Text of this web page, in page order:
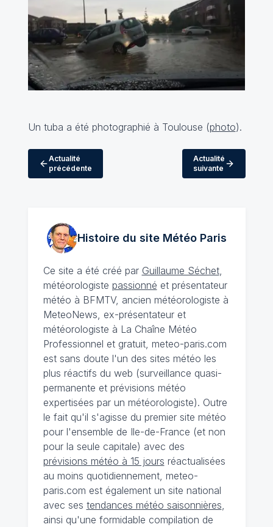
Un tuba a été photographié à Toulouse (photo).
Actualité
précédente
Actualité
suivante
Histoire du site MétéoParis
Ce site a été créé par Guillaume Séchet,
météorologiste passionné et présentateur
météo à BFMTV, ancien météorologiste à
MeteoNews, ex-présentateur et
météorologiste à La Chaîne Météo
Professionnel et gratuit, meteo-paris.com
est sans doute l'un des sites météo les
plus réactifs du web (surveillance quasi-
permanente et prévisions météo
expertisées par un météorologiste). Outre
le fait qu'il s'agisse du premier site météo
pour l'ensemble de Ile-de-France (et non
pour la seule capitale) avec des
prévisions météo à 15 jours réactualisées
au moins quotidiennement, meteo-
paris.com est également un site national
avec ses tendances météo saisonnières,
ainsi qu'une formidable compilation de